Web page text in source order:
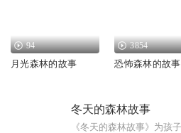
94
月光森林的故事
3854
恐怖森林的故事
冬天的森林故事